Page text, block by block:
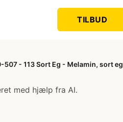
TILBUD
507 - 113 Sort Eg - Melamin, sort eg
med hjælp fra AI.